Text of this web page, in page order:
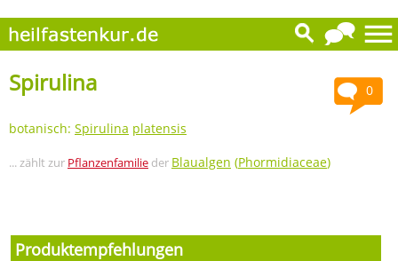
0
Spirulina
botanisch: Spirulina platensis
... zählt zur Pflanzenfamilie der Blaualgen (Phormidiaceae)
Produktempfehlungen